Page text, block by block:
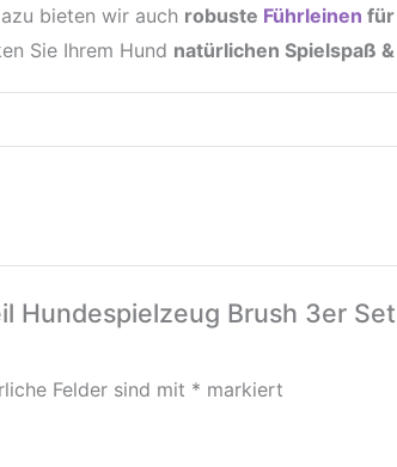
bieten wir auch robuste Führleinen für
Sie Ihrem Hund natürlichen Spielspaß
Hundespielzeug Brush 3er
Felder sind mit * markiert